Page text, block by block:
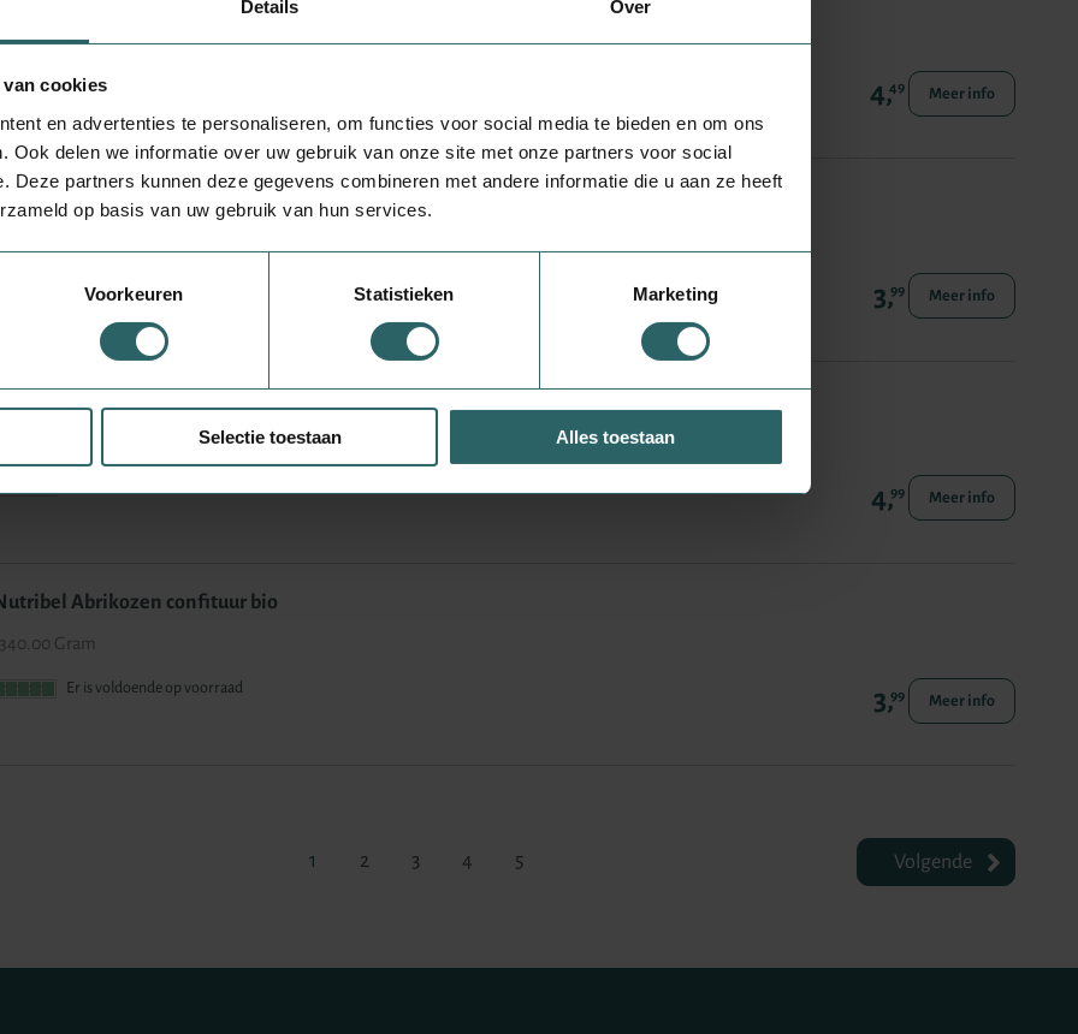
Details Over
cookies
en advertenties te personaliseren, om functies voor social media te bieden en om ons
Ook delen we informatie over uw gebruik van onze site met onze partners voor social
Deze partners kunnen deze gegevens combineren met andere informatie die u aan ze heeft
op basis van uw gebruik van hun services.
Voorkeuren Statistieken Marketing
Selectie toestaan Alles toestaan
340.00 Gram
Nog maar 3 op voorraad! 4,49 Meer info
Bosbessen confituur bio
3,99 Meer info
4,99 Meer info
Abrikozen confituur bio
340.00 Gram
Er is voldoende op voorraad 3,99 Meer info
1 2 3 4 5 Volgende